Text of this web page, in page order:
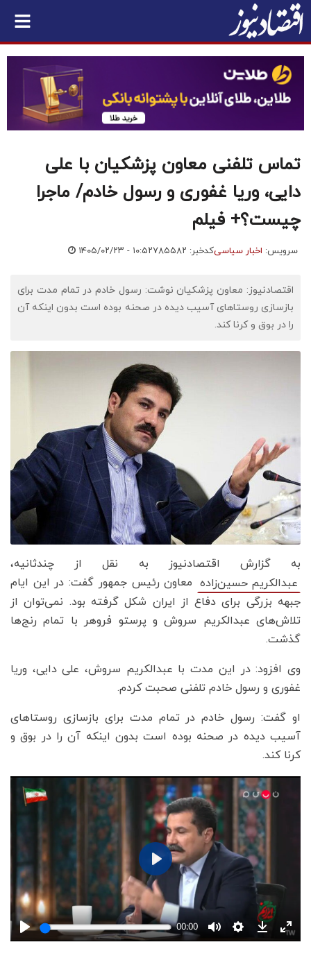
تماس تلفنی معاون پزشکیان با علی
دایی، وریا غفوری و رسول خادم/ ماجرا
چیست؟+ فیلم
سرویس: اخبار سیاسیکدخبر: ۷۸۵۵۸۲ ۱۴۰۵/۰۲/۲۳ - ۱۰:۵۲
اقتصادنیوز: معاون پزشکیان نوشت: رسول خادم در تمام مدت برای
بازسازی روستاهای آسیب دیده در صحنه بوده است بدون اینکه آن
را در بوق و کرنا کند.
به گزارش اقتصادنیوز به نقل از چندثانیه،
عبدالکریم حسین‌زاده معاون رئیس جمهور گفت: در این ایام
جبهه بزرگی برای دفاع از ایران شکل گرفته بود. نمی‌توان از
تلاش‌های عبدالکریم سروش و پرستو فروهر با تمام رنج‌ها
گذشت.
وی افزود: در این مدت با عبدالکریم سروش، علی دایی، وریا
غفوری و رسول خادم تلفنی صحبت کردم.
او گفت: رسول خادم در تمام مدت برای بازسازی روستاهای
آسیب دیده در صحنه بوده است بدون اینکه آن را در بوق و
کرنا کند.